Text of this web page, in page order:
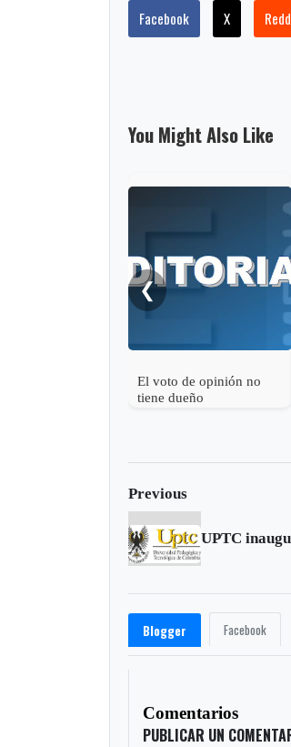
Facebook X
You Might Also Like
❮
El voto de opinión no
tiene dueño
Previous
Blogger Facebook
Comentarios
PUBLICAR UN